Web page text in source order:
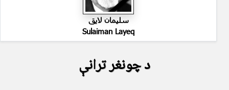
سليمان لايق
Sulaiman Layeq
د چونغر ترانې